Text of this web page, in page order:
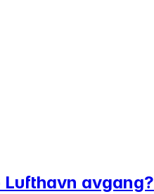
Lufthavn avgang?